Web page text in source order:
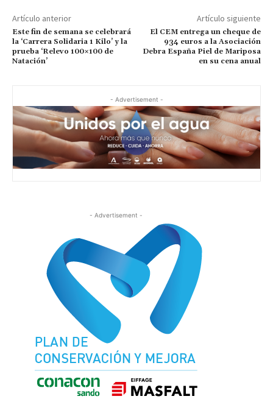
Artículo anterior
Este fin de semana se celebrará
la ‘Carrera Solidaria 1 Kilo’ y la
prueba ‘Relevo 100×100 de
Natación’
Artículo siguiente
El CEM entrega un cheque de
934 euros a la Asociación
Debra España Piel de Mariposa
en su cena anual
- Advertisement -
- Advertisement -